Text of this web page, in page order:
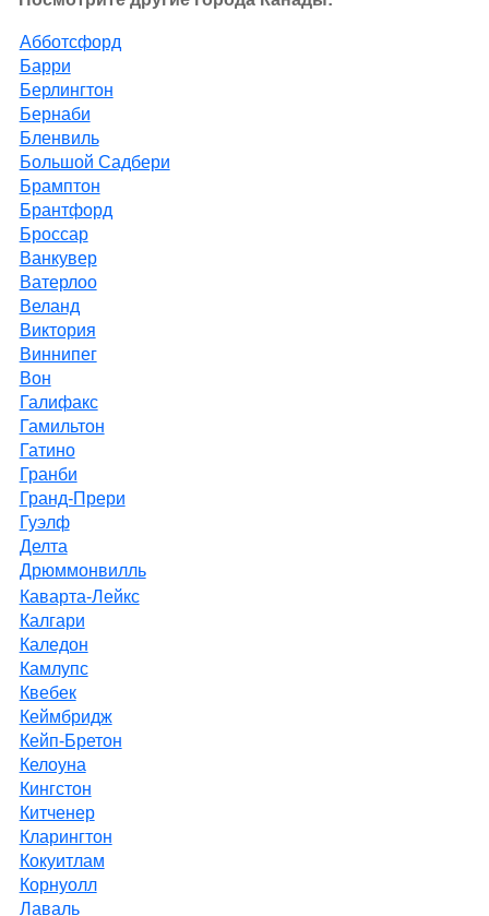
Абботсфорд
Барри
Берлингтон
Бернаби
Бленвиль
Большой Садбери
Брамптон
Брантфорд
Броссар
Ванкувер
Ватерлоо
Веланд
Виктория
Виннипег
Вон
Галифакс
Гамильтон
Гатино
Гранби
Гранд-Прери
Гуэлф
Делта
Дрюммонвилль
Каварта-Лейкс
Калгари
Каледон
Камлупс
Квебек
Кеймбридж
Кейп-Бретон
Келоуна
Кингстон
Китченер
Кларингтон
Кокуитлам
Корнуолл
Лаваль